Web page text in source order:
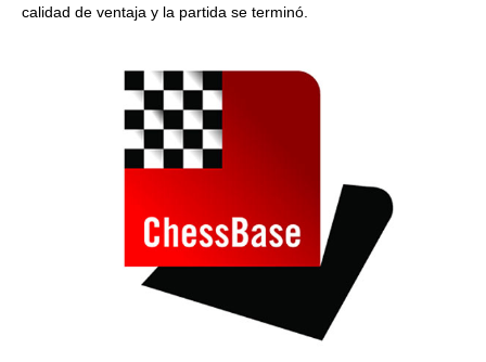
calidad de ventaja y la partida se terminó.